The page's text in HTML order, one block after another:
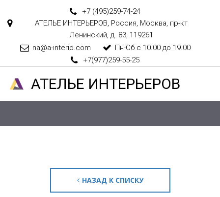
+7 (495)259-74-24
АТЕЛЬЕ ИНТЕРЬЕРОВ, Россия, Москва, пр-кт
Ленинский, д. 83, 119261
na@a-interio.com
Пн-Сб с 10.00 до 19.00
+7(977)259-55-25
АТЕЛ­­­­­­ЬЕ ИНТЕРЬЕРОВ
НАЗАД К СПИСКУ